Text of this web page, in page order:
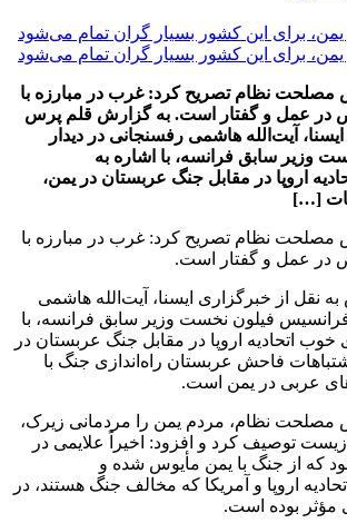
نظام تصریح کرد: غرب در مبارزه با
در عمل و گفتار است. به گزارش قلم پرس
آیت‌الله هاشمی رفسنجانی در دیدار
وزیر سابق فرانسه، با اشاره به
اروپا در مقابل جنگ عربستان در یمن،
[…]
نظام تصریح کرد: غرب در مبارزه با
در عمل و گفتار است.
نقل از خبرگزاری ایسنا، آیت‌الله هاشمی
فیلون نخست وزیر سابق فرانسه، با
اتحادیه اروپا در مقابل جنگ عربستان در
فاحش عربستان راه‌اندازی جنگ با
عربی در یمن است.
نظام، مردم یمن را مردمانی زیرک،
توصیف کرد و افزود: اخیراً علایمی در
که از جنگ با یمن مأیوس شده و
اروپا و آمریکا که مخالف جنگ هستند، در
مؤثر بوده است.